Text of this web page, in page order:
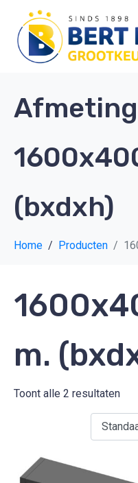
(bxdxh)
Home Producten
m.
Toont alle 2 resultaten